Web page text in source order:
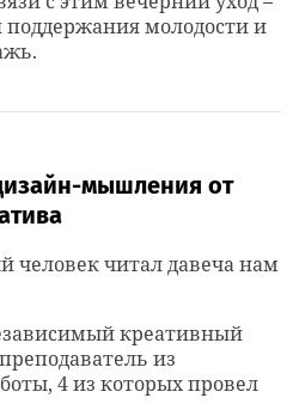
молодости и
мышления от
человек читал давеча нам
креативный
из
4 из которых провел